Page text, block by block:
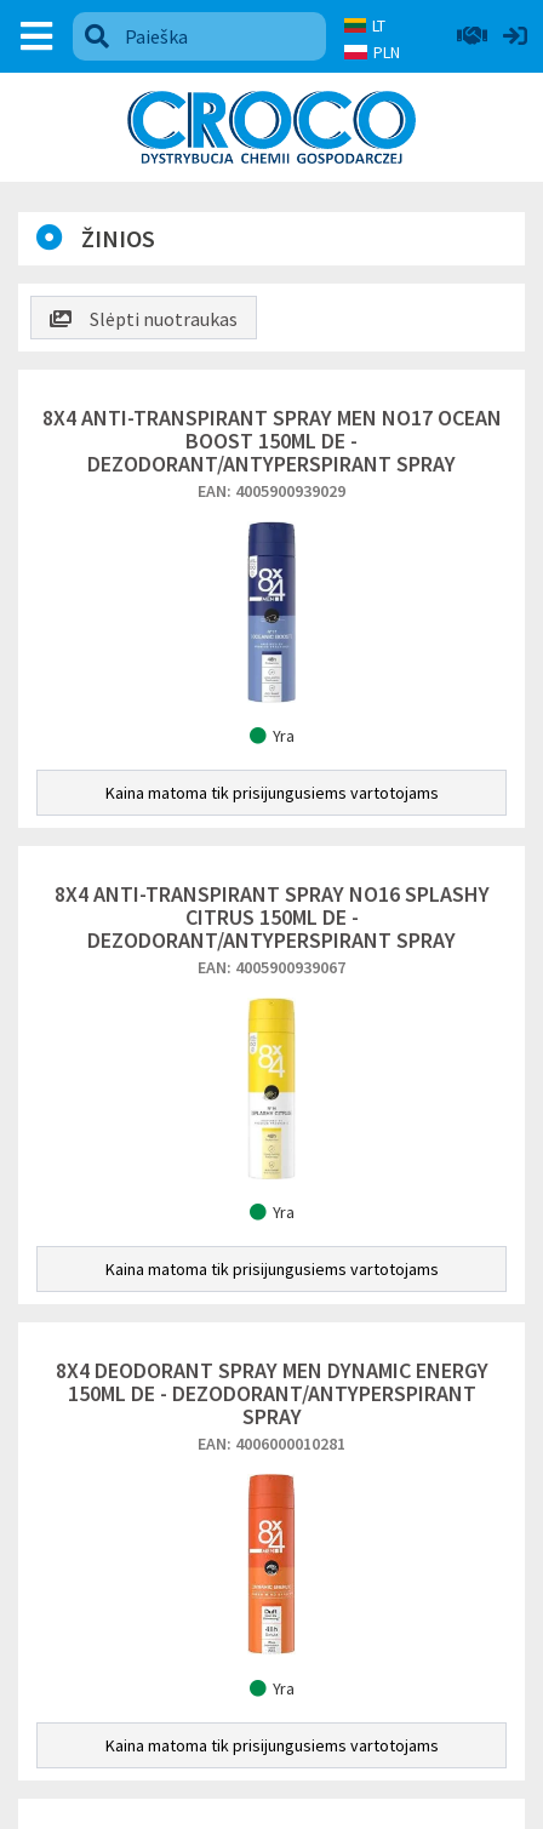
LT
PLN
ŽINIOS
Slėpti nuotraukas
8X4 ANTI-TRANSPIRANT SPRAY MEN NO17 OCEAN
BOOST 150ML DE -
DEZODORANT/ANTYPERSPIRANT SPRAY
EAN: 4005900939029
Yra
Kaina matoma tik prisijungusiems vartotojams
8X4 ANTI-TRANSPIRANT SPRAY NO16 SPLASHY
CITRUS 150ML DE -
DEZODORANT/ANTYPERSPIRANT SPRAY
EAN: 4005900939067
Yra
Kaina matoma tik prisijungusiems vartotojams
8X4 DEODORANT SPRAY MEN DYNAMIC ENERGY
150ML DE - DEZODORANT/ANTYPERSPIRANT
SPRAY
EAN: 4006000010281
Yra
Kaina matoma tik prisijungusiems vartotojams